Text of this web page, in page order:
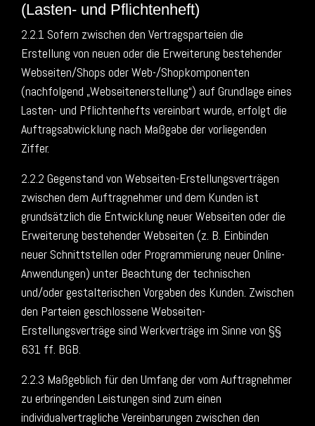
(Lasten- und Pflichtenheft)
2.2.1 Sofern zwischen den Vertragsparteien die
Erstellung von neuen oder die Erweiterung bestehender
Webseiten/Shops oder Web-/Shopkomponenten
(nachfolgend „Webseitenerstellung“) auf Grundlage eines
Lasten- und Pflichtenhefts vereinbart wurde, erfolgt die
Auftragsabwicklung nach Maßgabe der vorliegenden
Ziffer.
2.2.2 Gegenstand von Webseiten-Erstellungsverträgen
zwischen dem Auftragnehmer und dem Kunden ist
grundsätzlich die Entwicklung neuer Webseiten oder die
Erweiterung bestehender Webseiten (z. B. Einbinden
neuer Schnittstellen oder Programmierung neuer Online-
Anwendungen) unter Beachtung der technischen
und/oder gestalterischen Vorgaben des Kunden. Zwischen
den Parteien geschlossene Webseiten-
Erstellungsverträge sind Werkverträge im Sinne von §§
631 ff. BGB.
2.2.3 Maßgeblich für den Umfang der vom Auftragnehmer
zu erbringenden Leistungen sind zum einen
individualvertragliche Vereinbarungen zwischen den